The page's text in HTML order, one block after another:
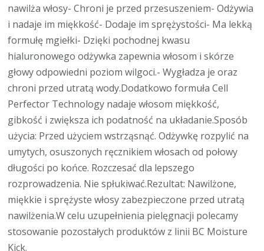
nawilża włosy- Chroni je przed przesuszeniem- Odżywia
i nadaje im miękkość- Dodaje im sprężystości- Ma lekką
formułę mgiełki- Dzięki pochodnej kwasu
hialuronowego odżywka zapewnia włosom i skórze
głowy odpowiedni poziom wilgoci.- Wygładza je oraz
chroni przed utratą wody.Dodatkowo formuła Cell
Perfector Technology nadaje włosom miękkość,
gibkość i zwiększa ich podatność na układanie.Sposób
użycia: Przed użyciem wstrząsnąć. Odżywkę rozpylić na
umytych, osuszonych ręcznikiem włosach od połowy
długości po końce. Rozczesać dla lepszego
rozprowadzenia. Nie spłukiwać.Rezultat: Nawilżone,
miękkie i sprężyste włosy zabezpieczone przed utratą
nawilżenia.W celu uzupełnienia pielęgnacji polecamy
stosowanie pozostałych produktów z linii BC Moisture
Kick.